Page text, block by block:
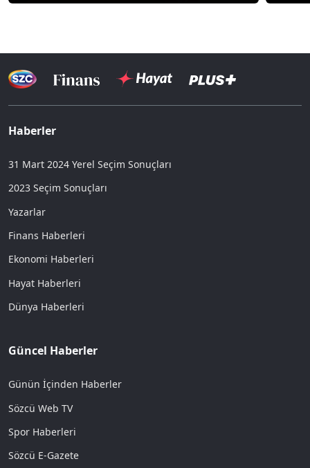
Haberler
31 Mart 2024 Yerel Seçim Sonuçları
2023 Seçim Sonuçları
Yazarlar
Finans Haberleri
Ekonomi Haberleri
Hayat Haberleri
Dünya Haberleri
Güncel Haberler
Günün İçinden Haberler
Sözcü Web TV
Spor Haberleri
Sözcü E-Gazete